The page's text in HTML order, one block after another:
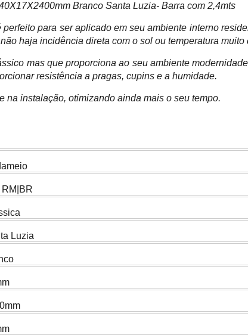
Branco Santa Luzia- Barra com 2,4mts
para ser aplicado em seu ambiente interno
haja incidência direta com o sol ou temperatura muito
mas que proporciona ao seu ambiente
resistência a pragas, cupins e a humidade.
na instalação, otimizando ainda mais o seu tempo.
Luzia